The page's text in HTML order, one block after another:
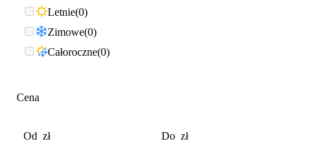
Letnie 0
Zimowe 0
Całoroczne 0
Cena